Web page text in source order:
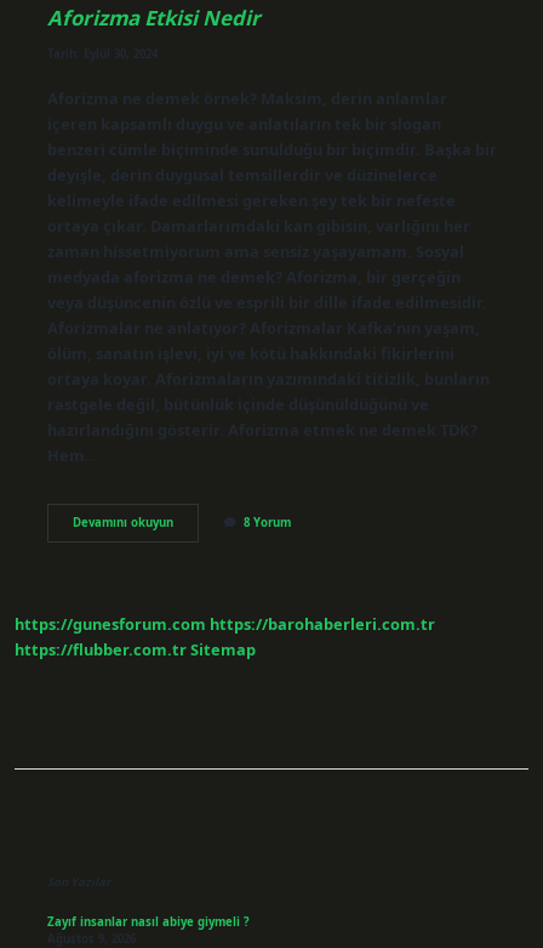
Aforizma Etkisi Nedir
Tarih: Eylül 30, 2024
Aforizma ne demek örnek? Maksim, derin anlamlar
içeren kapsamlı duygu ve anlatıların tek bir slogan
benzeri cümle biçiminde sunulduğu bir biçimdir. Başka bir
deyişle, derin duygusal temsillerdir ve düzinelerce
kelimeyle ifade edilmesi gereken şey tek bir nefeste
ortaya çıkar. Damarlarımdaki kan gibisin, varlığını her
zaman hissetmiyorum ama sensiz yaşayamam. Sosyal
medyada aforizma ne demek? Aforizma, bir gerçeğin
veya düşüncenin özlü ve esprili bir dille ifade edilmesidir.
Aforizmalar ne anlatıyor? Aforizmalar Kafka’nın yaşam,
ölüm, sanatın işlevi, iyi ve kötü hakkındaki fikirlerini
ortaya koyar. Aforizmaların yazımındaki titizlik, bunların
rastgele değil, bütünlük içinde düşünüldüğünü ve
hazırlandığını gösterir. Aforizma etmek ne demek TDK?
Hem…
Devamını okuyunAforizma
Etkisi
8 Yorum
https://gunesforum.com https://barohaberleri.com.tr
https://flubber.com.trSitemap
Son Yazılar
Zayıf insanlar nasıl abiye giymeli ?
Ağustos 9, 2026